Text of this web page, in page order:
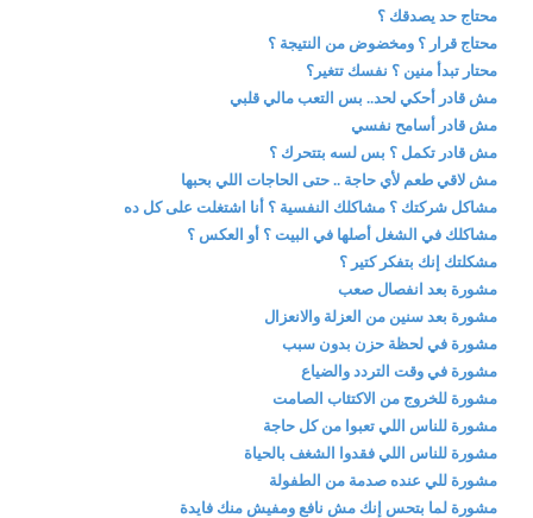
محتاج حد يصدقك ؟
محتاج قرار ؟ ومخضوض من النتيجة ؟
محتار تبدأ منين ؟ نفسك تتغير؟
مش قادر أحكي لحد.. بس التعب مالي قلبي
مش قادر أسامح نفسي
مش قادر تكمل ؟ بس لسه بتتحرك ؟
مش لاقي طعم لأي حاجة .. حتى الحاجات اللي بحبها
مشاكل شركتك ؟ مشاكلك النفسية ؟ أنا اشتغلت على كل ده
مشاكلك في الشغل أصلها في البيت ؟ أو العكس ؟
مشكلتك إنك بتفكر كتير ؟
مشورة بعد انفصال صعب
مشورة بعد سنين من العزلة والانعزال
مشورة في لحظة حزن بدون سبب
مشورة في وقت التردد والضياع
مشورة للخروج من الاكتئاب الصامت
مشورة للناس اللي تعبوا من كل حاجة
مشورة للناس اللي فقدوا الشغف بالحياة
مشورة للي عنده صدمة من الطفولة
مشورة لما بتحس إنك مش نافع ومفيش منك فايدة